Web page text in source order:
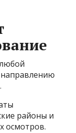
направлению
районы и
осмотров.